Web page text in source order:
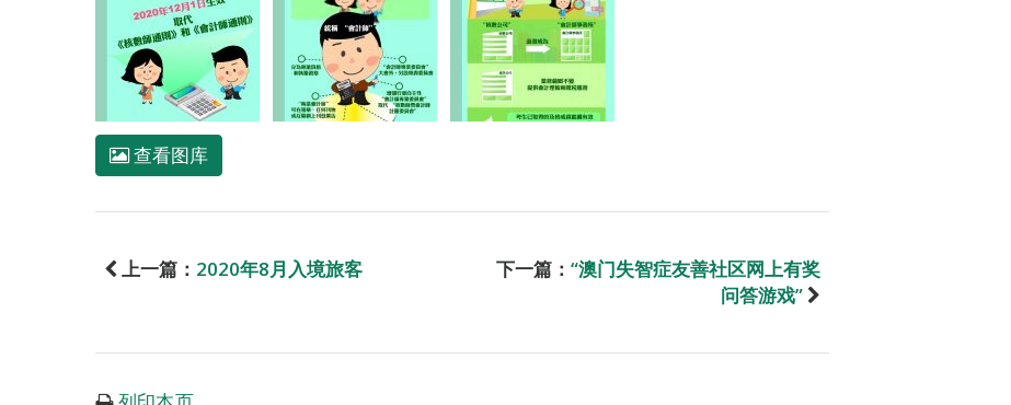
查看图库
上一篇： 2020年8月入境旅客 下一篇： ​“澳门失智症友善社区网上有奖
问答游戏”